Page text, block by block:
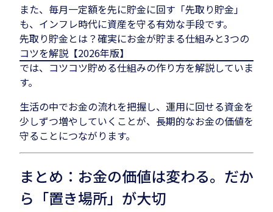
また、毎月一定額を先に貯金に回す「先取り貯金」
も、インフレ時代に資産を守る有効な手段です。
先取り貯金とは？確実にお金が貯まる仕組みと3つの
コツを解説【2026年版】
では、コツコツ貯める仕組みの作り方を解説していま
す。
生活の中でお金の流れを把握し、運用に回せる資金を
少しずつ増やしていくことが、長期的なお金の価値を
守ることにつながります。
まとめ：お金の価値は変わる。だか
ら「置き場所」が大切